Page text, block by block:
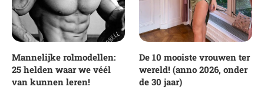
Mannelijke rolmodellen:
25 helden waar we véél
van kunnen leren!
De 10 mooiste vrouwen ter
wereld! (anno 2026, onder
de 30 jaar)